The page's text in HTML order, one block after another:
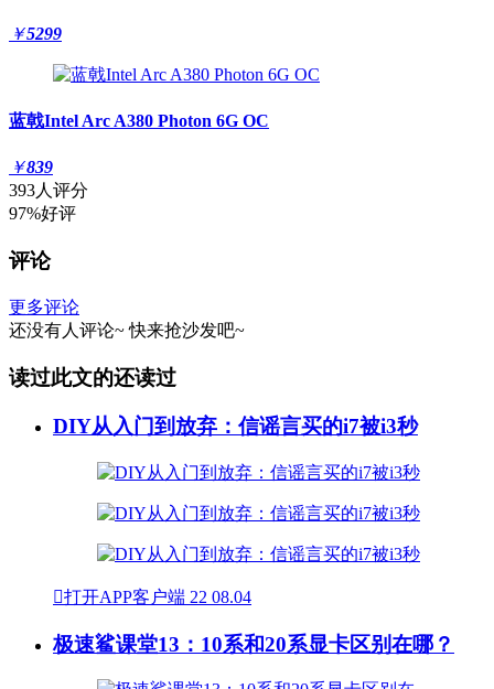
￥5299
蓝戟Intel Arc A380 Photon 6G OC
￥839
393人评分
97%好评
评论
更多评论
还没有人评论~ 快来抢沙发吧~
读过此文的还读过
DIY从入门到放弃：信谣言买的i7被i3秒
打开APP客户端 22 08.04
极速鲨课堂13：10系和20系显卡区别在哪？